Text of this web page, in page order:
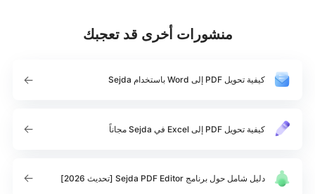
منشورات أخرى قد تعجبك
كيفية تحويل PDF إلى Word باستخدام Sejda
كيفية تحويل PDF إلى Excel في Sejda مجاناً
دليل شامل حول برنامج Sejda PDF Editor [تحديث 2026]